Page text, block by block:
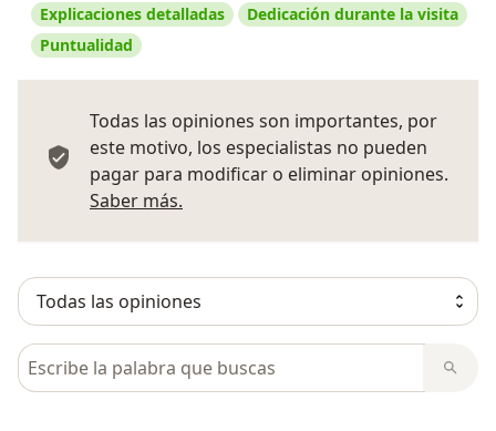
Explicaciones detalladas
Dedicación durante la visita
Puntualidad
Todas las opiniones son importantes, por
este motivo, los especialistas no pueden
pagar para modificar o eliminar opiniones.
Saber más.
Busca en opiniones